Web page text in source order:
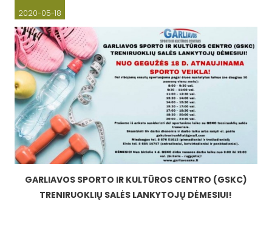
2020-05-18
GARLIAVOS SPORTO IR KULTŪROS CENTRO (GSKC)
TRENIRUOKLIŲ SALĖS LANKYTOJŲ DĖMESIUI!